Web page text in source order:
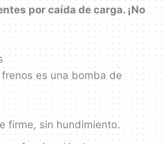
por caída de carga. ¡No
es una bomba de
firme, sin hundimiento.